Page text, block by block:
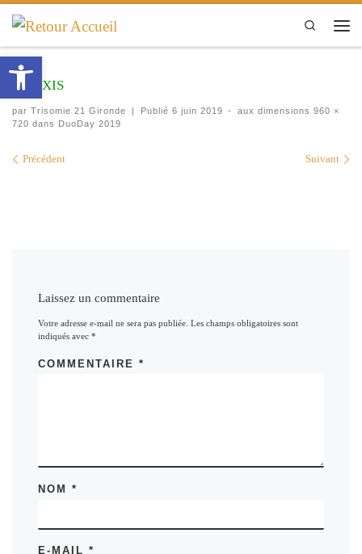
Passer au contenu
Search
Alexis
par Trisomie 21 Gironde | Publié 6 juin 2019 - aux dimensions 960 ×
720 dans DuoDay 2019
Navigation des images
Précédent Suivant
Laissez un commentaire
Votre adresse e-mail ne sera pas publiée. Les champs obligatoires sont
indiqués avec*
COMMENTAIRE*
NOM*
E-MAIL*
Ouvrir la barre d’outils